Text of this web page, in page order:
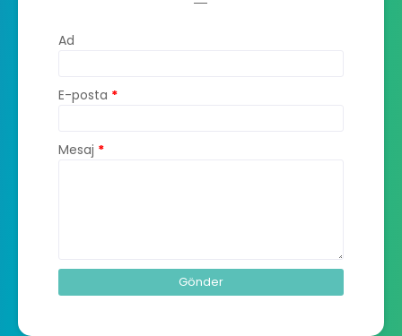
Ad
E-posta *
Mesaj *